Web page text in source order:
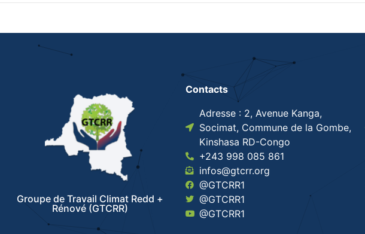
Groupe de Travail Climat Redd +
Rénové (GTCRR)
Contacts
Adresse : 2, Avenue Kanga,
Socimat, Commune de la Gombe,
Kinshasa RD-Congo
+243 998 085 861
infos@gtcrr.org
@GTCRR1
@GTCRR1
@GTCRR1